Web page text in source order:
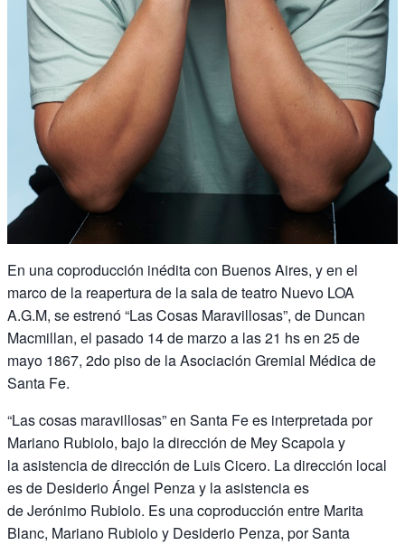
En una coproducción inédita con Buenos Aires, y en el
marco de la reapertura de la sala de teatro Nuevo LOA
A.G.M, se estrenó “Las Cosas Maravillosas”, de Duncan
Macmillan, el pasado 14 de marzo a las 21 hs en 25 de
mayo 1867, 2do piso de la Asociación Gremial Médica de
Santa Fe.
“Las cosas maravillosas” en Santa Fe es interpretada por
Mariano Rubiolo, bajo la dirección de Mey Scapola y
la asistencia de dirección de Luis Cicero. La dirección local
es de Desiderio Ángel Penza y la asistencia es
de Jerónimo Rubiolo. Es una coproducción entre Marita
Blanc, Mariano Rubiolo y Desiderio Penza, por Santa